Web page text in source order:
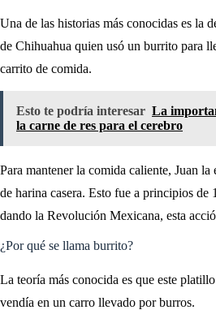
Una de las historias más conocidas es la
de Chihuahua quien usó un burrito para
carrito de comida.
Esto te podría interesar La
la carne de res para el cerebro
Para mantener la comida caliente, Juan
de harina casera. Esto fue a principios de
dando la Revolución Mexicana, esta
¿Por qué se llama burrito?
La teoría más conocida es que este
vendía en un carro llevado por burros.